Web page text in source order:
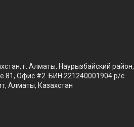
г. Алматы, Наурызбайский район,
81, Офис #2. БИН 221240001904 р/с
Алматы, Казахстан